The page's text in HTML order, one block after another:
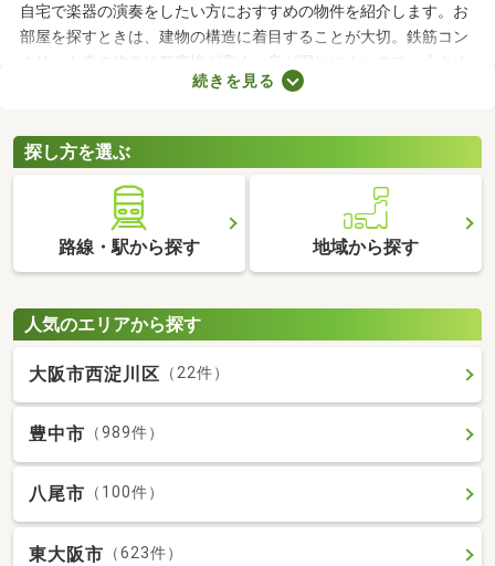
自宅で楽器の演奏をしたい方におすすめの物件を紹介します。お
部屋を探すときは、建物の構造に着目することが大切。鉄筋コン
クリート造の物件は気密性が高く、音が漏れにくいので、小さめ
の音で演奏すればトラブルになりにくいでしょう。物件によって
くことがおすすめです。
続きを見る
探し方を選ぶ
路線・駅から探す 地域から探す
人気のエリアから探す
大阪市西淀川区 （22件）
豊中市 （989件）
八尾市 （100件）
東大阪市 （623件）